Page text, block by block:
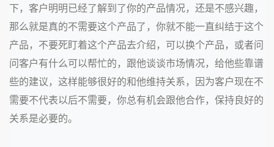
下，客户明明已经了解到了你的产品情况，还是不感兴趣，
那么就是真的不需要这个产品了，你就不能一直纠结于这个
产品，不要死盯着这个产品去介绍，可以换个产品，或者问
问客户有什么可以帮忙的，跟他谈谈市场情况，给他些靠谱
些的建议，这样能够很好的和他维持关系，因为客户现在不
需要不代表以后不需要，你总有机会跟他合作，保持良好的
关系是必要的。